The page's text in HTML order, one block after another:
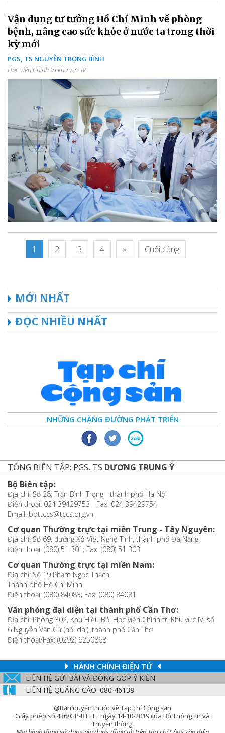
Vận dụng tư tưởng Hồ Chí Minh về phòng
bệnh, nâng cao sức khỏe ở nước ta trong thời
kỳ mới
PGS, TS NGUYỄN TRỌNG BÌNH
Học viện Chính trị khu vực IV
1 2 3 4 » Cuối cùng
MỚI NHẤT
ĐỌC NHIỀU NHẤT
NHỮNG CHẶNG ĐƯỜNG PHÁT TRIỂN
TỔNG BIÊN TẬP: PGS, TS DƯƠNG TRUNG Ý
Bộ Biên tập:
Địa chỉ: Số 28, Trần Bình Trọng - thành phố Hà Nội
Điện thoại: 024 39429753 - Fax: 024 39429754
Email: bbttccs@tccs.org.vn
Cơ quan Thường trực tại miền Trung - Tây Nguyên:
Địa chỉ: Số 69, đường Xô Viết Nghệ Tĩnh, thành phố Đà Nẵng
Điện thoại: (080) 51 301; Fax: (080) 51 303
Cơ quan Thường trực tại miền Nam:
Địa chỉ: Số 19 Phạm Ngọc Thạch,
Thành phố Hồ Chí Minh
Điện thoại: (080) 84083; Fax: (080) 84081
Văn phòng đại diện tại thành phố Cần Thơ:
Địa chỉ: Phòng 302, Khu Hiệu Bộ, Học viện Chính trị Khu vực IV, số
6 Nguyễn Văn Cừ (nối dài), thành phố Cần Thơ
Điện thoại/Fax: (0292) 6250868
HÀNH CHÍNH ĐIỆN TỬ
LIÊN HỆ GỬI BÀI VÀ ĐÓNG GÓP Ý KIẾN
LIÊN HỆ QUẢNG CÁO: 080 46138
@Bản quyền thuộc về Tạp chí Cộng sản
Giấy phép số 436/GP-BTTTT ngày 14-10-2019 của Bộ Thông tin và
Truyền thông.